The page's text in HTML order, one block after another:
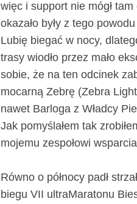
więc i support nie mógł
okazało były z tego
Lubię biegać w nocy,
trasy wiodło przez mało
sobie, że na ten odcinek
mocarną Zebrę (Zebra
nawet Barloga z Władcy
Jak pomyślałem tak
mojemu zespołowi
Równo o północy padł
biegu VII ultraMaratonu